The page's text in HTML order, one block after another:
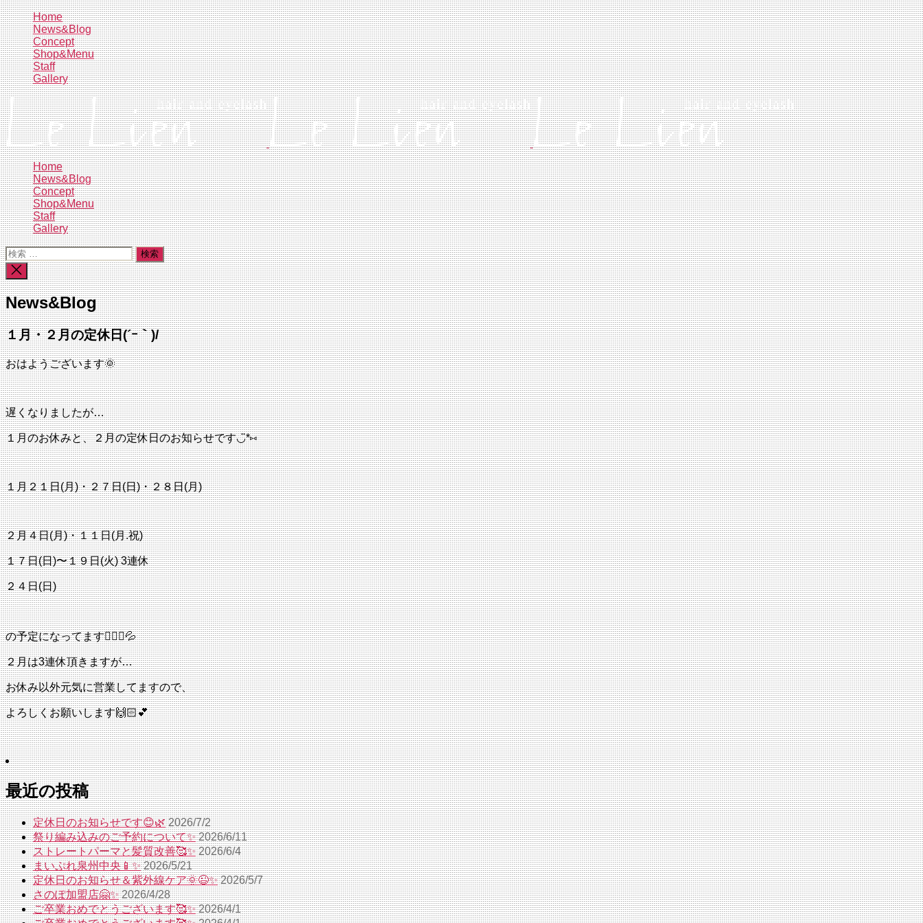
コ
ン
テ
ン
ツ
へ
ス
キ
ッ
プ
Home
News&Blog
Concept
Shop&Menu
Staff
Gallery
Home
News&Blog
Concept
Shop&Menu
Staff
Gallery
検
索
対
象:
検
索
を
閉
じ
る
News&Blog
１月・２月の定休日(´ｰ｀)/
おはようございます🌞
遅くなりましたが…
１月のお休みと、２月の定休日のお知らせです◡̈*⑅
１月２１日(月)・２７日(日)・２８日(月)
２月４日(月)・１１日(月.祝)
１７日(日)〜１９日(火) 3連休
２４日(日)
の予定になってます🙇🏻‍♀️💦
２月は3連休頂きますが…
お休み以外元気に営業してますので、
よろしくお願いします🙌🏻💕
最近の投稿
定休日のお知らせです😊🌿 2026/7/2
祭り編み込みのご予約について✨ 2026/6/11
ストレートパーマと髪質改善🥰✨ 2026/6/4
まいぷれ泉州中央📱✨ 2026/5/21
定休日のお知らせ＆紫外線ケア🌞😉✨ 2026/5/7
さのぽ加盟店🤗✨ 2026/4/28
ご卒業おめでとうございます🥰✨ 2026/4/1